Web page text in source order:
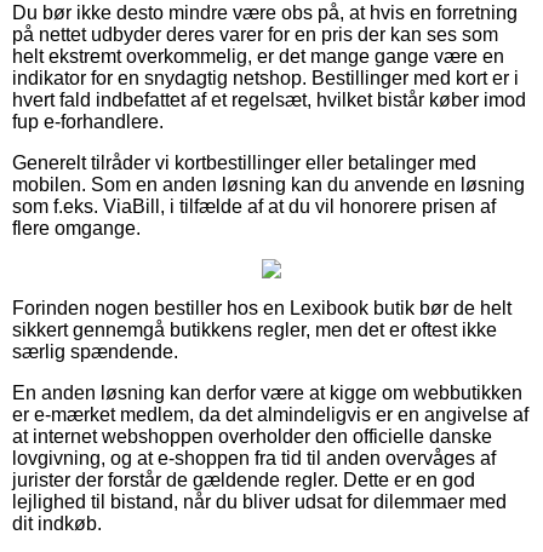
Du bør ikke desto mindre være obs på, at hvis en forretning
på nettet udbyder deres varer for en pris der kan ses som
helt ekstremt overkommelig, er det mange gange være en
indikator for en snydagtig netshop. Bestillinger med kort er i
hvert fald indbefattet af et regelsæt, hvilket bistår køber imod
fup e-forhandlere.
Generelt tilråder vi kortbestillinger eller betalinger med
mobilen. Som en anden løsning kan du anvende en løsning
som f.eks. ViaBill, i tilfælde af at du vil honorere prisen af
flere omgange.
Forinden nogen bestiller hos en Lexibook butik bør de helt
sikkert gennemgå butikkens regler, men det er oftest ikke
særlig spændende.
En anden løsning kan derfor være at kigge om webbutikken
er e-mærket medlem, da det almindeligvis er en angivelse af
at internet webshoppen overholder den officielle danske
lovgivning, og at e-shoppen fra tid til anden overvåges af
jurister der forstår de gældende regler. Dette er en god
lejlighed til bistand, når du bliver udsat for dilemmaer med
dit indkøb.